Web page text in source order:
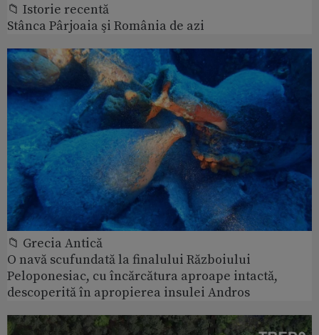
📁 Istorie recentă
Stânca Pârjoaia şi România de azi
📁 Grecia Antică
O navă scufundată la finalului Războiului
Peloponesiac, cu încărcătura aproape intactă,
descoperită în apropierea insulei Andros